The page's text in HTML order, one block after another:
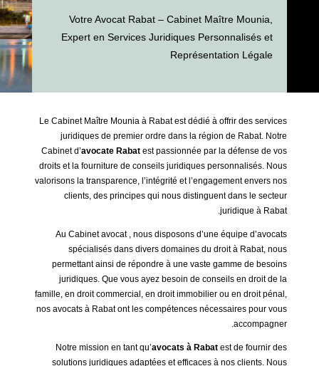
Votre Avocat Rabat – Cabinet Maître Mounia,
Expert en Services Juridiques Personnalisés et
Représentation Légale
Le Cabinet Maître Mounia à Rabat est dédié à offrir des services
juridiques de premier ordre dans la région de Rabat. Notre
Cabinet d’avocate Rabat est passionnée par la défense de vos
droits et la fourniture de conseils juridiques personnalisés. Nous
valorisons la transparence, l’intégrité et l’engagement envers nos
clients, des principes qui nous distinguent dans le secteur
juridique à Rabat.
Au Cabinet avocat , nous disposons d’une équipe d’avocats
spécialisés dans divers domaines du droit à Rabat, nous
permettant ainsi de répondre à une vaste gamme de besoins
juridiques. Que vous ayez besoin de conseils en droit de la
famille, en droit commercial, en droit immobilier ou en droit pénal,
nos avocats à Rabat ont les compétences nécessaires pour vous
accompagner.
Notre mission en tant qu’avocats à Rabat est de fournir des
solutions juridiques adaptées et efficaces à nos clients. Nous